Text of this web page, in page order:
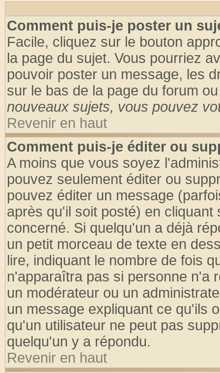
Comment puis-je poster un
Facile, cliquez sur le bouton
la page du sujet. Vous pourriez
pouvoir poster un message, les
sur le bas de la page du forum
nouveaux sujets, vous pouvez
Revenir en haut
Comment puis-je éditer ou
A moins que vous soyez
pouvez seulement éditer ou
pouvez éditer un message
après qu'il soit posté) en
concerné. Si quelqu'un a déjà
un petit morceau de texte en
lire, indiquant le nombre de fois
n'apparaîtra pas si personne n'a
un modérateur ou un
un message expliquant ce qu'ils
qu'un utilisateur ne peut pas
quelqu'un y a répondu.
Revenir en haut